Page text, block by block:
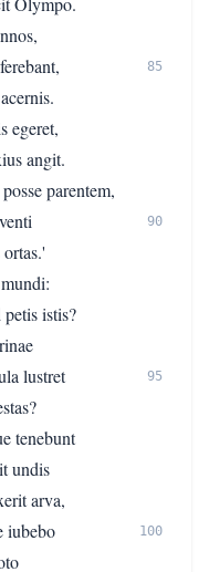
85
egeret,
angit.
parentem,
90
istis?
lustret
95
tenebunt
undis
arva,
iubebo
100